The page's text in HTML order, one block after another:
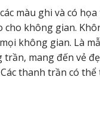
màu ghi và có
không gian.
không gian. Là
mang đến vẻ
thanh trần có